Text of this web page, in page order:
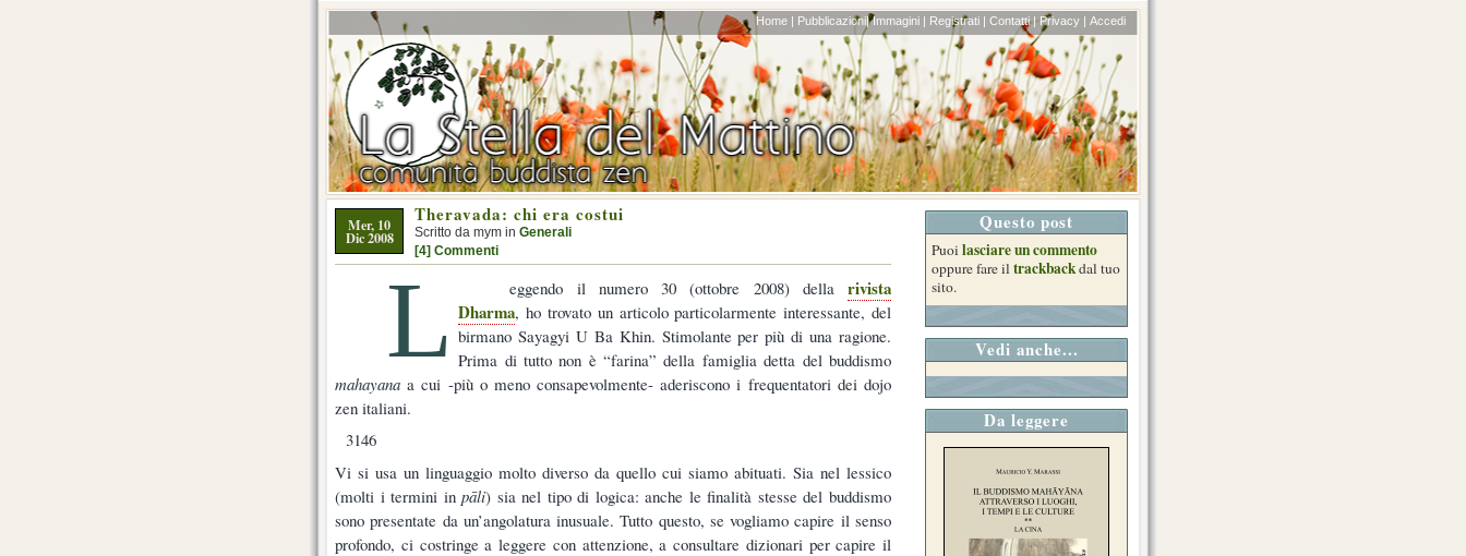
Home | Pubblicazioni| Immagini | Registrati | Contatti | Privacy | Accedi
Mer, 10
Dic 2008
Theravada: chi era costui
Scritto da mym in Generali
[4] Commenti
L eggendo il numero 30 (ottobre 2008) della rivista
Dharma, ho trovato un articolo particolarmente interessante, del
birmano Sayagyi U Ba Khin. Stimolante per più di una ragione.
Prima di tutto non è “farina” della famiglia detta del buddismo
mahayana a cui -più o meno consapevolmente- aderiscono i frequentatori dei dojo
zen italiani.
3146
Vi si usa un linguaggio molto diverso da quello cui siamo abituati. Sia nel lessico
(molti i termini inpāli) sia nel tipo di logica: anche le finalità stesse del buddismo
sono presentate da un’angolatura inusuale. Tutto questo, se vogliamo capire il senso
profondo, ci costringe a leggere con attenzione, a consultare dizionari per capire il
Questo post
Puoi lasciare un commento
oppure fare il trackbackdal tuo
sito.
Vedi anche...
Da leggere